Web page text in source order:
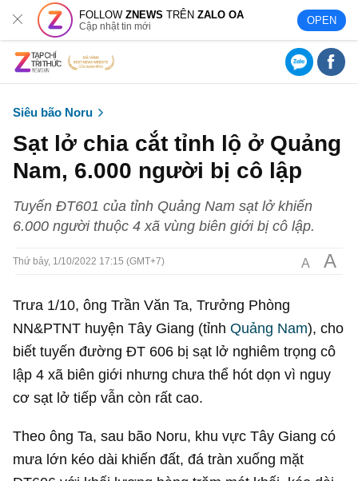
FOLLOWZNEWS TRÊNZALO OA
Cập nhật tin mới OPEN
Siêu bão Noru
Sạt lở chia cắt tỉnh lộ ở Quảng
Nam, 6.000 người bị cô lập
Tuyến ĐT601 của tỉnh Quảng Nam sạt lở khiến
6.000 người thuộc 4 xã vùng biên giới bị cô lập.
Thứ bảy, 1/10/2022 17:15 (GMT+7) A A
Trưa 1/10, ông Trần Văn Ta, Trưởng Phòng
NN&PTNT huyện Tây Giang (tỉnhQuảng Nam), cho
biết tuyến đường ĐT 606 bị sạt lở nghiêm trọng cô
lập 4 xã biên giới nhưng chưa thể hót dọn vì nguy
cơ sạt lở tiếp vẫn còn rất cao.
Theo ông Ta, sau bão Noru, khu vực Tây Giang có
mưa lớn kéo dài khiến đất, đá tràn xuống mặt